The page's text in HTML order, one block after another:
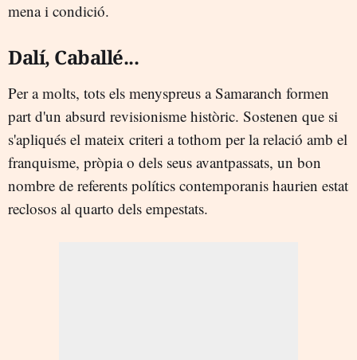
mena i condició.
Dalí, Caballé...
Per a molts, tots els menyspreus a Samaranch formen
part d'un absurd revisionisme històric. Sostenen que si
s'apliqués el mateix criteri a tothom per la relació amb el
franquisme, pròpia o dels seus avantpassats, un bon
nombre de referents polítics contemporanis haurien estat
reclosos al quarto dels empestats.